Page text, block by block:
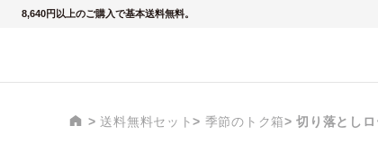
8,640円以上のご購入で基本送料無料。
送料無料セット 季節のトク箱 切り落とし